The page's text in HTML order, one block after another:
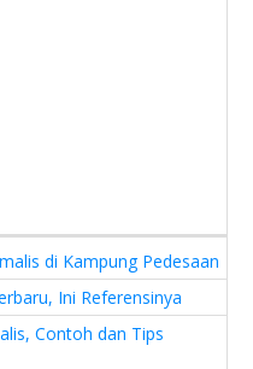
di Kampung Pedesaan
Ini Referensinya
Contoh dan Tips